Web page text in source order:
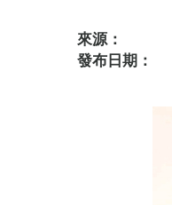
來源：
發布日期：